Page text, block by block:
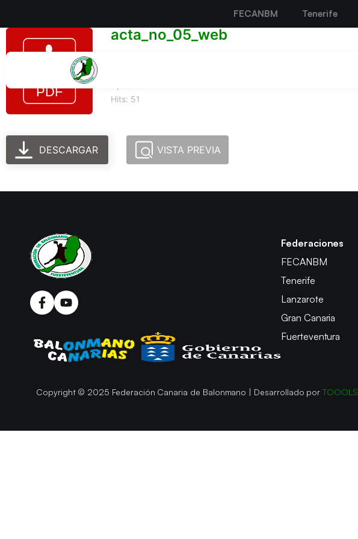
FECANBM Tenerife
acta_no_05_web
Hits: 51
DESCARGAR VISTA PREVIA
Federaciones
FECANBM
Tenerife
Lanzarote
Gran Canaria
Fuerteventura
Copyright © 2025 Federación Canaria de Balonmano | Desarrollado porTOOOLS